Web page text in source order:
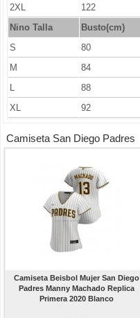
2XL
122
Nino Talla
Busto(cm)
S
80
M
84
L
88
XL
92
Camiseta San Diego Padres
Camiseta Beisbol Mujer San Diego
Padres Manny Machado Replica
Primera 2020 Blanco